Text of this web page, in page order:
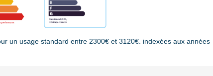
un usage standard entre 2300€ et 3120€. indexées aux années